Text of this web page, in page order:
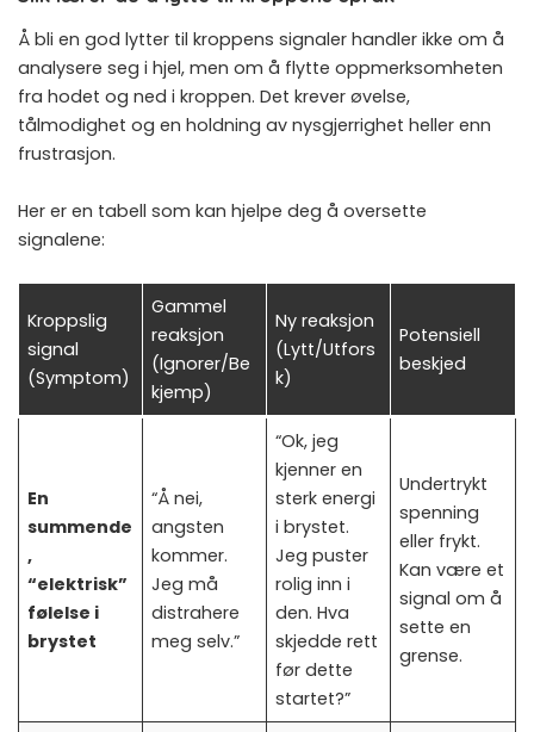
Å bli en god lytter til kroppens signaler handler ikke om å
analysere seg i hjel, men om å flytte oppmerksomheten
fra hodet og ned i kroppen. Det krever øvelse,
tålmodighet og en holdning av nysgjerrighet heller enn
frustrasjon.
Her er en tabell som kan hjelpe deg å oversette
signalene:
Kroppslig
signal
(Symptom)
Gammel
reaksjon
(Ignorer/Be
kjemp)
Ny reaksjon
(Lytt/Utfors
k)
Potensiell
beskjed
En
summende
,
“elektrisk”
følelse i
brystet
“Å nei,
angsten
kommer.
Jeg må
distrahere
meg selv.”
“Ok, jeg
kjenner en
sterk energi
i brystet.
Jeg puster
rolig inn i
den. Hva
skjedde rett
før dette
startet?”
Undertrykt
spenning
eller frykt.
Kan være et
signal om å
sette en
grense.